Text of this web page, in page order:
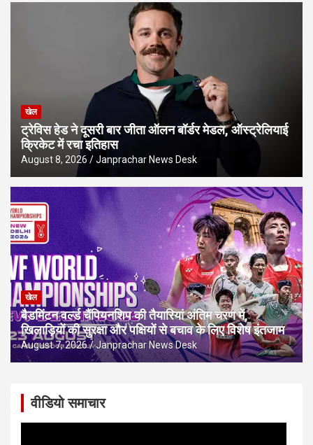
खेल
ट्रेविस हेड ने दूसरी बार जीता ऑलन बॉर्डर मेडल, ऑस्ट्रेलियाई
क्रिकेट में रचा इतिहास
August 8, 2026 Janprachar News Desk
खेल
बैडमिंटन वर्ल्ड चैंपियनशिप की तैयारियां अंतिम चरण में,
खिलाड़ियों की सुरक्षा और पक्षियों से बचाव के लिए विशेष इंतजाम
August 7, 2026 Janprachar News Desk
वीडियो समाचार